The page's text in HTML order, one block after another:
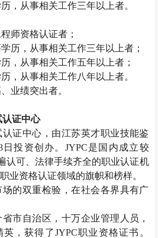
，从事相关工作三年以上者。
师资格认证者；
历，从事相关工作三年以上者；
，从事相关工作五年以上者；
，从事相关工作八年以上者。
业绩突出者。
认证中心
证中心，由江苏英才职业技能鉴
日投资创办。JYPC是国内成立较
认可、法律手续齐全的职业认证机
业资格认证领域的旗帜和榜样。
的双重检验，在社会各界具有广
市自治区，十万企业管理人员，
，获得了JYPC职业资格证书。